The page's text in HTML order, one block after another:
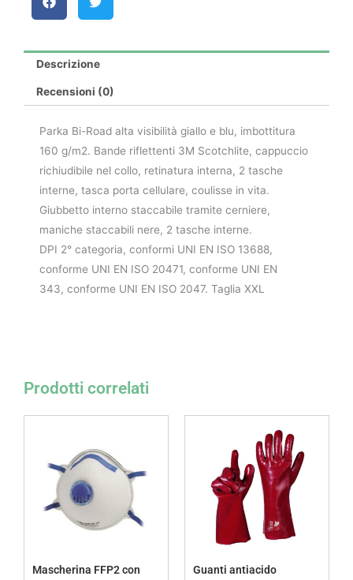
Descrizione
Recensioni (0)
Parka Bi-Road alta visibilità giallo e blu, imbottitura
160 g/m2. Bande riflettenti 3M Scotchlite, cappuccio
richiudibile nel collo, retinatura interna, 2 tasche
interne, tasca porta cellulare, coulisse in vita.
Giubbetto interno staccabile tramite cerniere,
maniche staccabili nere, 2 tasche interne.
DPI 2° categoria, conformi UNI EN ISO 13688,
conforme UNI EN ISO 20471, conforme UNI EN
343, conforme UNI EN ISO 2047. Taglia XXL
Prodotti correlati
Mascherina FFP2 con
Guanti antiacido